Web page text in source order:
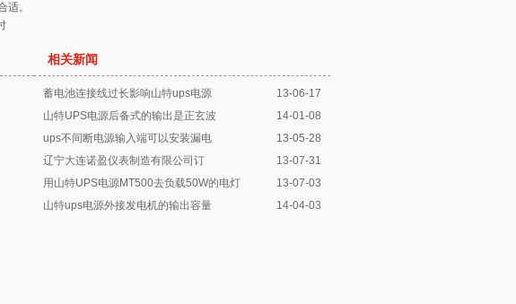
适。
相关新闻
蓄电池连接线过长影响山特ups电源
13-06-17
山特UPS电源后备式的输出是正玄波
14-01-08
ups不间断电源输入端可以安装漏电
13-05-28
辽宁大连诺盈仪表制造有限公司订
13-07-31
用山特UPS电源MT500去负载50W的电灯
13-07-03
山特ups电源外接发电机的输出容量
14-04-03